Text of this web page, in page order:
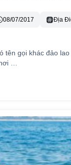
08/07/2017 Địa
tên gọi khác đảo
…